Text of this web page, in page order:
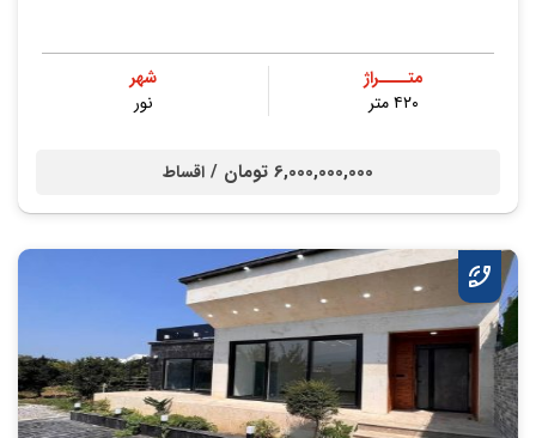
متــــراژ
۴۲۰ متر
شهر
نور
6,000,000,000 تومان / اقساط